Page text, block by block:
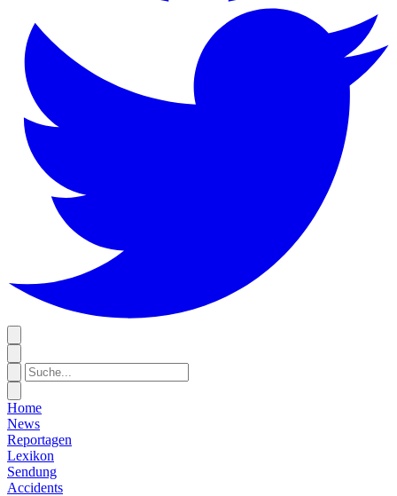
Home
News
Reportagen
Lexikon
Sendung
Accidents